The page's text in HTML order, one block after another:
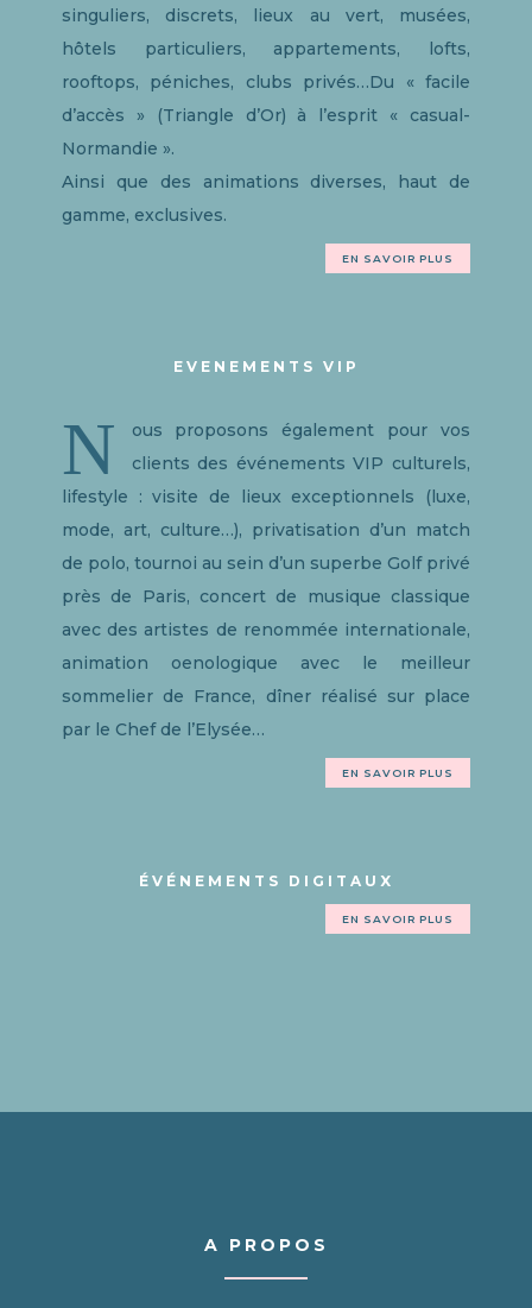
singuliers, discrets, lieux au vert, musées,
hôtels particuliers, appartements, lofts,
rooftops, péniches, clubs privés…Du « facile
d’accès » (Triangle d’Or) à l’esprit « casual-
Normandie ».
Ainsi que des animations diverses, haut de
gamme, exclusives.
EN SAVOIR PLUS
EVENEMENTS VIP
N
ous proposons également pour vos
clients des événements VIP culturels,
lifestyle : visite de lieux exceptionnels (luxe,
mode, art, culture…), privatisation d’un match
de polo, tournoi au sein d’un superbe Golf privé
près de Paris, concert de musique classique
avec des artistes de renommée internationale,
animation oenologique avec le meilleur
sommelier de France, dîner réalisé sur place
par le Chef de l’Elysée…
EN SAVOIR PLUS
ÉVÉNEMENTS DIGITAUX
EN SAVOIR PLUS
A PROPOS